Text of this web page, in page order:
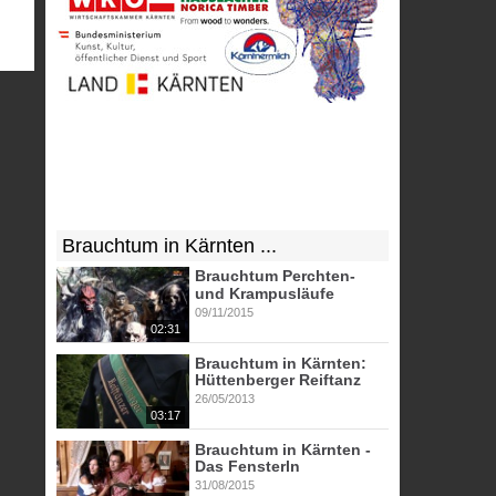
Brauchtum in Kärnten ...
02:31
Brauchtum Perchten-
und Krampusläufe
09/11/2015
03:17
Brauchtum in Kärnten:
Hüttenberger Reiftanz
26/05/2013
Brauchtum in Kärnten -
Das Fensterln
31/08/2015